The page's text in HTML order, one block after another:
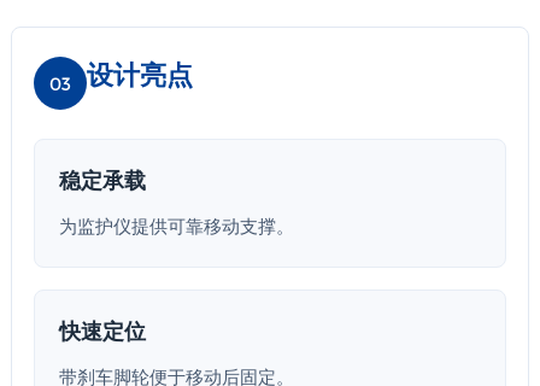
03 设计亮点
稳定承载
为监护仪提供可靠移动支撑。
快速定位
带刹车脚轮便于移动后固定。